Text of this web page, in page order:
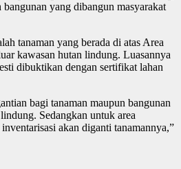
yang dibangun masyarakat
tanaman yang berada di atas Area
kawasan hutan lindung. Luasannya
dibuktikan dengan sertifikat lahan
bagi tanaman maupun bangunan
Sedangkan untuk area
akan diganti tanamannya,”